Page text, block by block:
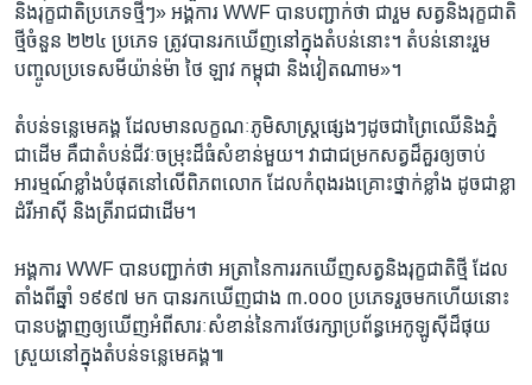
និង​រុក្ខជាតិ​ប្រភេទ​ថ្មីៗ» អង្គការ WWF បាន​បញ្ជាក់​ថា ជារួម សត្វ​និង​រុក្ខជាតិ​
ថ្មី​ចំនួន ២២៤ ប្រភេទ ត្រូវបាន​រកឃើញ​នៅ​ក្នុង​តំបន់​នោះ។ តំបន់​នោះ​រួម​
បញ្ចូល​ប្រទេស​មីយ៉ាន់ម៉ា ថៃ ឡាវ កម្ពុជា និង​វៀតណាម»។
តំបន់​ទន្លេ​មេគង្គ ដែល​មាន​លក្ខណៈ​ភូមិសាស្ត្រ​ផ្សេងៗ​ដូចជា​ព្រៃឈើ​និង​ភ្នំ​
ជាដើម គឺ​ជា​តំបន់​ជីវៈ​ចម្រុះ​ដ៏​ធំ​សំខាន់​មួយ។ វា​ជា​ជម្រក​សត្វ​ដ៏​គួរ​ឲ្យ​ចាប់​
អារម្មណ៍​ខ្លាំង​បំផុត​នៅ​លើ​ពិភពលោក ដែល​កំពុង​រង​គ្រោះថ្នាក់​ខ្លាំង ដូចជា​ខ្លា
ដំរី​អាស៊ី និង​ត្រី​រាជ​ជាដើម។
អង្គការ WWF បាន​បញ្ជាក់​ថា អត្រា​នៃ​ការ​រកឃើញ​សត្វ​និង​រុក្ខជាតិ​ថ្មី ដែល​
តាំងពី​ឆ្នាំ ១៩៩៧ មក បាន​រកឃើញ​ជាង ៣.០០០ ប្រភេទ​រួច​មក​ហើយ​នោះ
បាន​បង្ហាញ​ឲ្យ​ឃើញ​អំពី​សារៈសំខាន់​នៃ​ការ​ថែ​រក្សា​ប្រព័ន្ធ​អេកូឡូស៊ី​ដ៏​ផុយ
ស្រួយ​នៅ​ក្នុង​តំបន់​ទន្លេ​មេគង្គ៕